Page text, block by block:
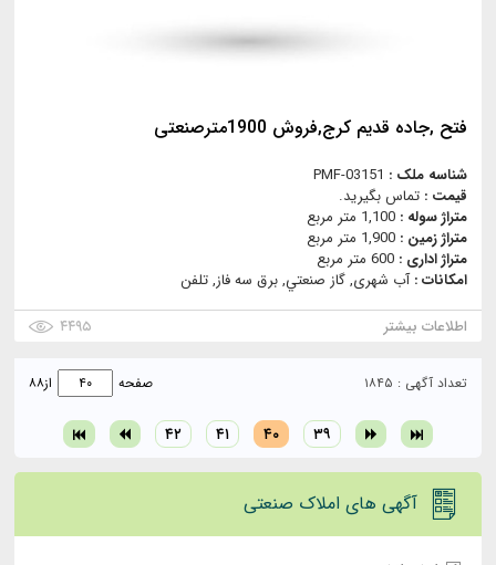
فتح ,جاده قدیم کرج,فروش 1900مترصنعتی
شناسه ملک : PMF-03151
قیمت : تماس بگیرید.
متراژ سوله : 1,100 متر مربع
متراژ زمین : 1,900 متر مربع
متراژ اداری : 600 متر مربع
امکانات :آب شهری, گاز صنعتي, برق سه فاز, تلفن
اطلاعات بیشتر
۴۴۹۵
تعداد آگهی : ۱۸۴۵
۳۹ ۴۰ ۴۱ ۴۲
صفحه از۸۸
آگهی های املاک صنعتی